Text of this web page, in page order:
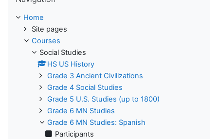
Home
Site pages
Courses
Social Studies
HS US History
Grade 3 Ancient Civilizations
Grade 4 Social Studies
Grade 5 U.S. Studies (up to 1800)
Grade 6 MN Studies
Grade 6 MN Studies: Spanish
Participants